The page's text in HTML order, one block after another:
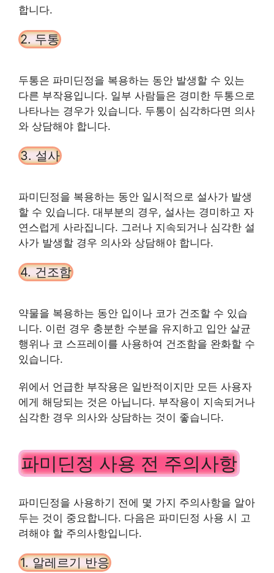
합니다.
2. 두통
두통은 파미딘정을 복용하는 동안 발생할 수 있는
다른 부작용입니다. 일부 사람들은 경미한 두통으로
나타나는 경우가 있습니다. 두통이 심각하다면 의사
와 상담해야 합니다.
3. 설사
파미딘정을 복용하는 동안 일시적으로 설사가 발생
할 수 있습니다. 대부분의 경우, 설사는 경미하고 자
연스럽게 사라집니다. 그러나 지속되거나 심각한 설
사가 발생할 경우 의사와 상담해야 합니다.
4. 건조함
약물을 복용하는 동안 입이나 코가 건조할 수 있습
니다. 이런 경우 충분한 수분을 유지하고 입안 살균
행위나 코 스프레이를 사용하여 건조함을 완화할 수
있습니다.
위에서 언급한 부작용은 일반적이지만 모든 사용자
에게 해당되는 것은 아닙니다. 부작용이 지속되거나
심각한 경우 의사와 상담하는 것이 좋습니다.
파미딘정 사용 전 주의사항
파미딘정을 사용하기 전에 몇 가지 주의사항을 알아
두는 것이 중요합니다. 다음은 파미딘정 사용 시 고
려해야 할 주의사항입니다.
1. 알레르기 반응